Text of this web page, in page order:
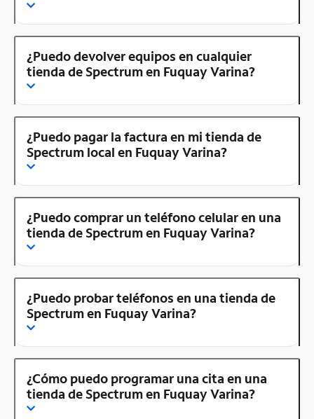
¿Puedo devolver equipos en cualquier
tienda de Spectrum en Fuquay Varina?
¿Puedo pagar la factura en mi tienda de
Spectrum local en Fuquay Varina?
¿Puedo comprar un teléfono celular en una
tienda de Spectrum en Fuquay Varina?
¿Puedo probar teléfonos en una tienda de
Spectrum en Fuquay Varina?
¿Cómo puedo programar una cita en una
tienda de Spectrum en Fuquay Varina?